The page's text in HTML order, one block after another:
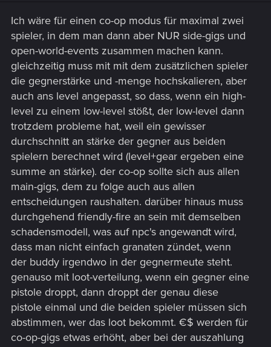
Ich wäre für einen co-op modus für maximal zwei
spieler, in dem man dann aber NUR side-gigs und
open-world-events zusammen machen kann.
gleichzeitig muss mit mit dem zusätzlichen spieler
die gegnerstärke und -menge hochskalieren, aber
auch ans level angepasst, so dass, wenn ein high-
level zu einem low-level stößt, der low-level dann
trotzdem probleme hat, weil ein gewisser
durchschnitt an stärke der gegner aus beiden
spielern berechnet wird (level+gear ergeben eine
summe an stärke). der co-op sollte sich aus allen
main-gigs, dem zu folge auch aus allen
entscheidungen raushalten. darüber hinaus muss
durchgehend friendly-fire an sein mit demselben
schadensmodell, was auf npc's angewandt wird,
dass man nicht einfach granaten zündet, wenn
der buddy irgendwo in der gegnermeute steht.
genauso mit loot-verteilung, wenn ein gegner eine
pistole droppt, dann droppt der genau diese
pistole einmal und die beiden spieler müssen sich
abstimmen, wer das loot bekommt. €$ werden für
co-op-gigs etwas erhöht, aber bei der auszahlung